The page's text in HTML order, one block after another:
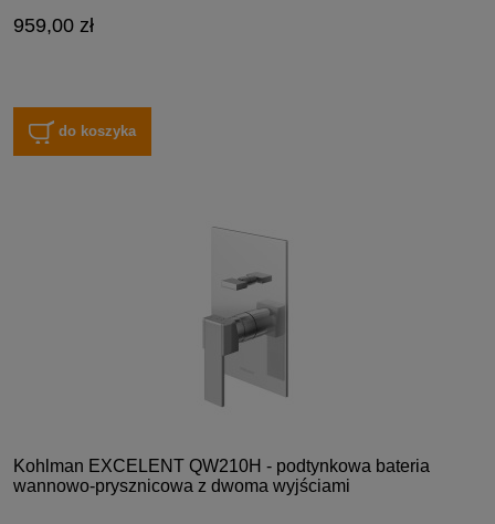
959,00 zł
do koszyka
Kohlman EXCELENT QW210H - podtynkowa bateria
wannowo-prysznicowa z dwoma wyjściami